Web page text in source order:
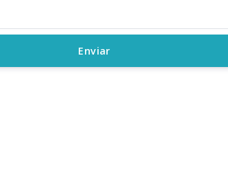
Enviar